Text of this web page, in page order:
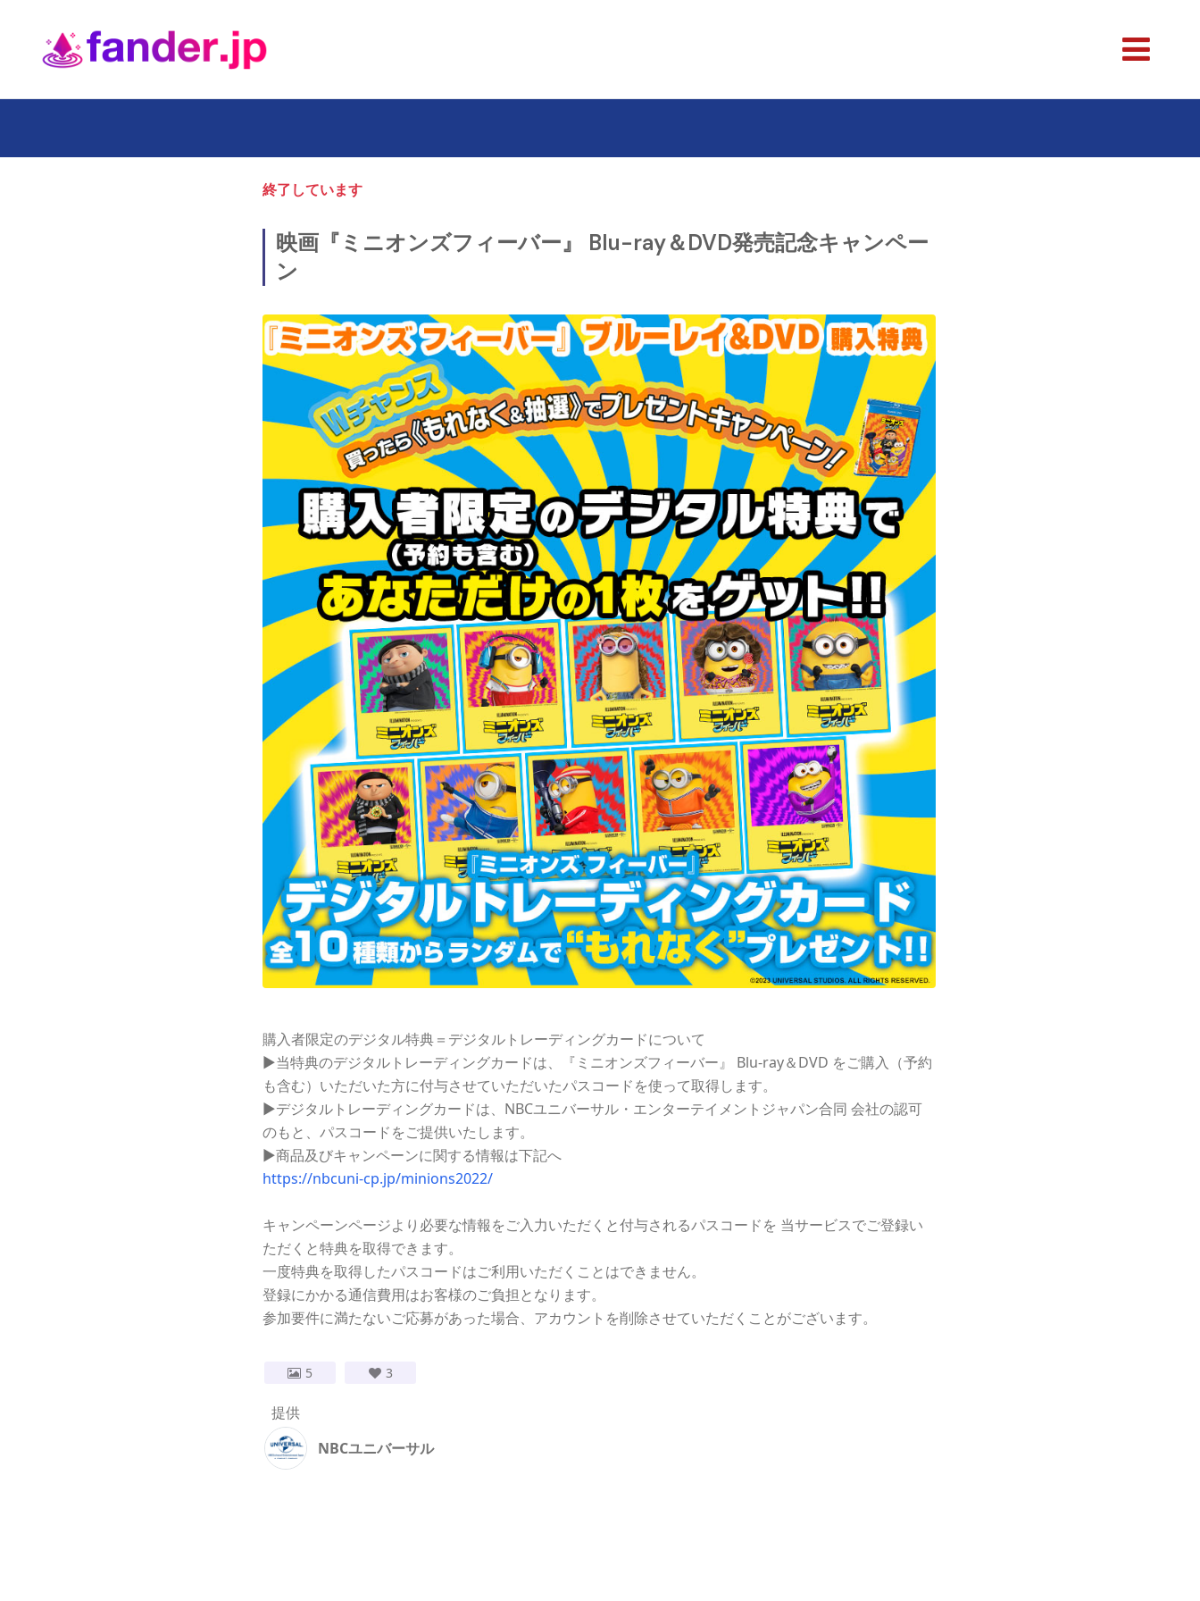
終了しています
映画『ミニオンズフィーバー』 Blu-ray＆DVD発売記念キャンペー
ン
購入者限定のデジタル特典＝デジタルトレーディングカードについて
▶当特典のデジタルトレーディングカードは、『ミニオンズフィーバー』 Blu-ray＆DVD をご購入（予約
も含む）いただいた方に付与させていただいたパスコードを使って取得します。
▶デジタルトレーディングカードは、NBCユニバーサル・エンターテイメントジャパン合同 会社の認可
のもと、パスコードをご提供いたします。
▶商品及びキャンペーンに関する情報は下記へ
https://nbcuni-cp.jp/minions2022/
キャンペーンページより必要な情報をご入力いただくと付与されるパスコードを 当サービスでご登録い
ただくと特典を取得できます。
一度特典を取得したパスコードはご利用いただくことはできません。
登録にかかる通信費用はお客様のご負担となります。
参加要件に満たないご応募があった場合、アカウントを削除させていただくことがございます。
5 3
提供
NBCユニバーサル